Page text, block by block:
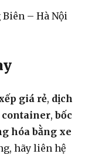
– Hà Nội
giá rẻ, dịch
container,bốc
hóa bằng xe
hãy liên hệ